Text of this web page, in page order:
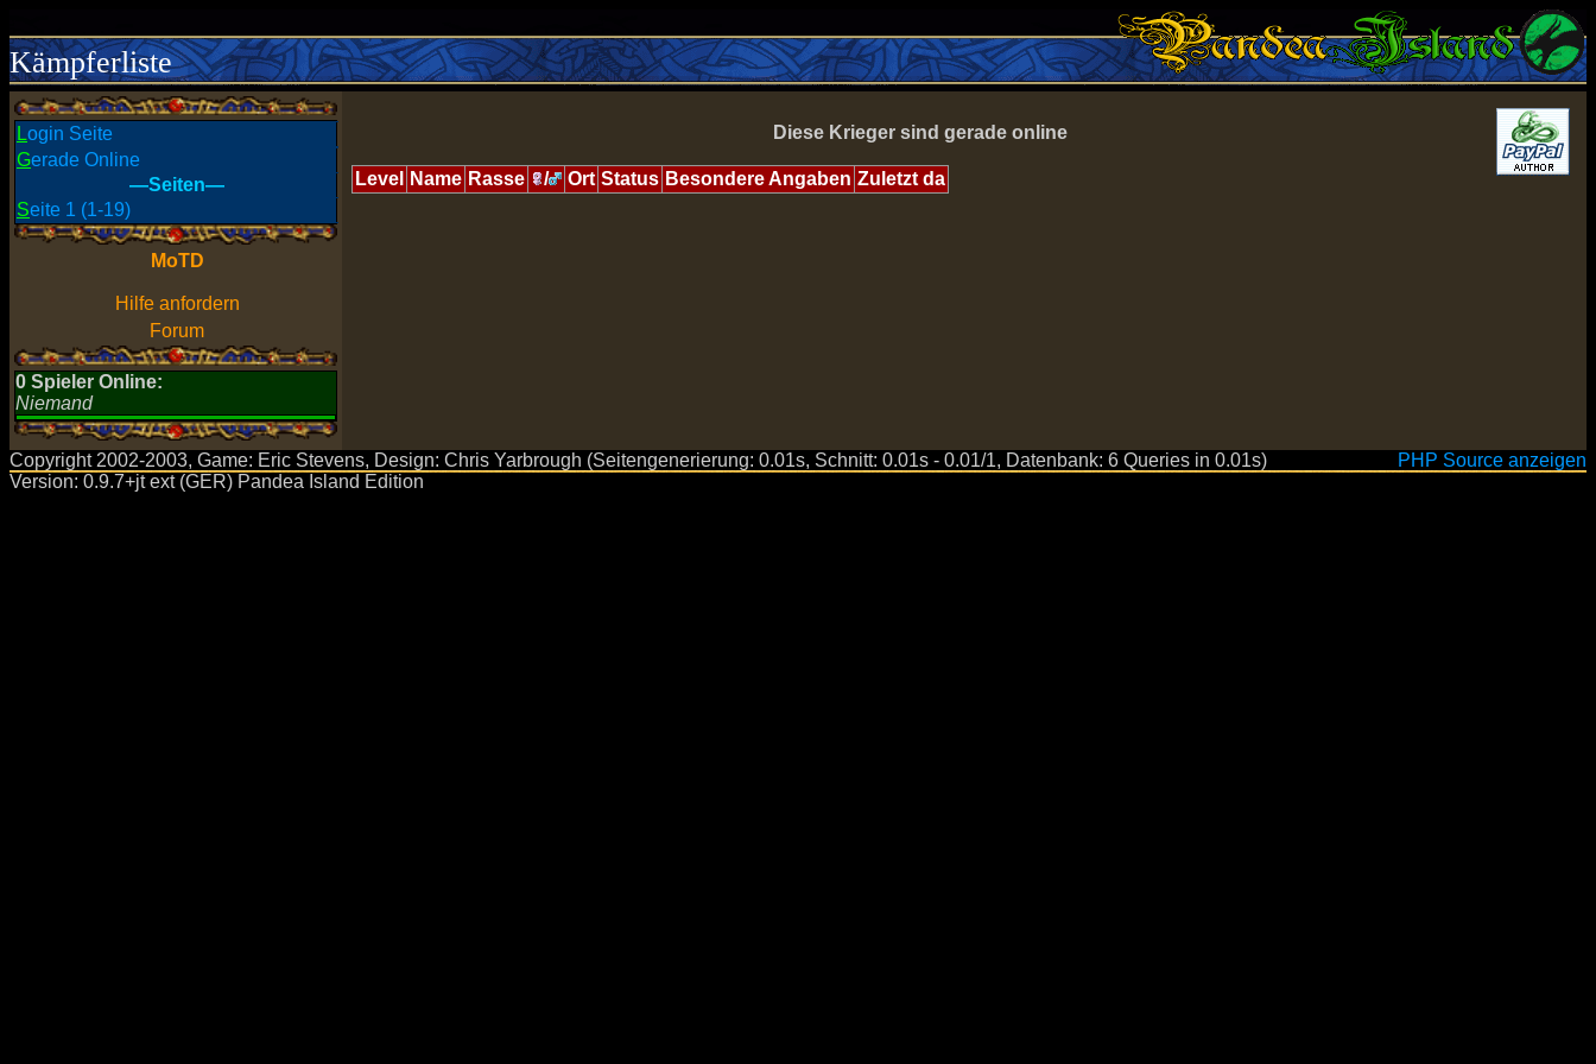
Kämpferliste
Login Seite
Gerade Online
—Seiten—
Seite 1 (1-19)
MoTD
Hilfe anfordern
Forum
0 Spieler Online:
Niemand
Diese Krieger sind gerade online
Level Name Rasse / Ort Status Besondere Angaben Zuletzt da
Copyright 2002-2003, Game: Eric Stevens, Design: Chris Yarbrough (Seitengenerierung: 0.01s, Schnitt: 0.01s - 0.01/1, Datenbank: 6 Queries in 0.01s)
PHP Source anzeigen
Version: 0.9.7+jt ext (GER) Pandea Island Edition